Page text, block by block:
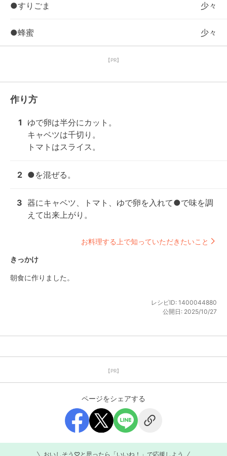
●すりごま 少々
●蜂蜜 少々
【PR】
作り方
1
ゆで卵は半分にカット。
キャベツは千切り。
トマトはスライス。
2 ●を混ぜる。
3 器にキャベツ、トマト、ゆで卵を入れて●で味を調
えて出来上がり。
お料理する上で知っていただきたいこと
きっかけ
朝食に作りました。
レシピID: 1400044880
公開日: 2025/10/27
【PR】
ページをシェアする
おいしそう♡と思ったら「いいね！」で応援しよう